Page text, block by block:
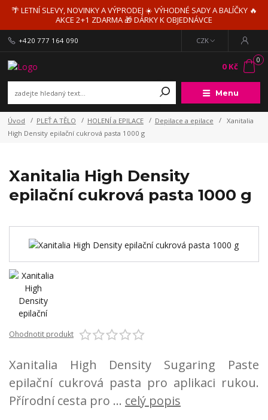
🌴 LETNÍ SLEVY, NOVINKY A VÝPRODEJ ☀️ VÝHODNÉ SADY A BALÍČKY 🔥
AKCE 2+1 ZDARMA 🎁 DÁRKY K OBJEDNÁVCE
Menu
CZK
+420 777 164 090
0
0 Kč
Úvod PLEŤ A TĚLO HOLENÍ a EPILACE Depilace a epilace
Xanitalia
High Density epilační cukrová pasta 1000 g
Xanitalia High Density
epilační cukrová pasta 1000 g
Ohodnotit produkt
Xanitalia High Density Sugaring Paste
epilační cukrová pasta pro aplikaci rukou.
Přírodní cesta pro ... celý popis